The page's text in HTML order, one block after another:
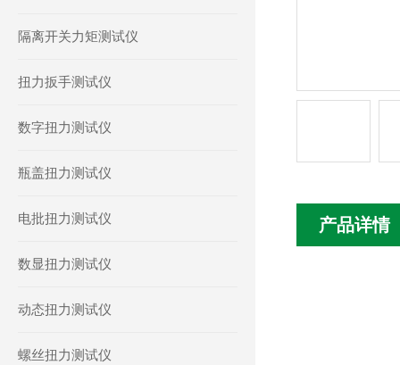
隔离开关力矩测试仪
扭力扳手测试仪
数字扭力测试仪
瓶盖扭力测试仪
电批扭力测试仪
数显扭力测试仪
动态扭力测试仪
螺丝扭力测试仪
产品详情